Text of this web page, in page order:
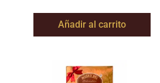
Añadir al carrito